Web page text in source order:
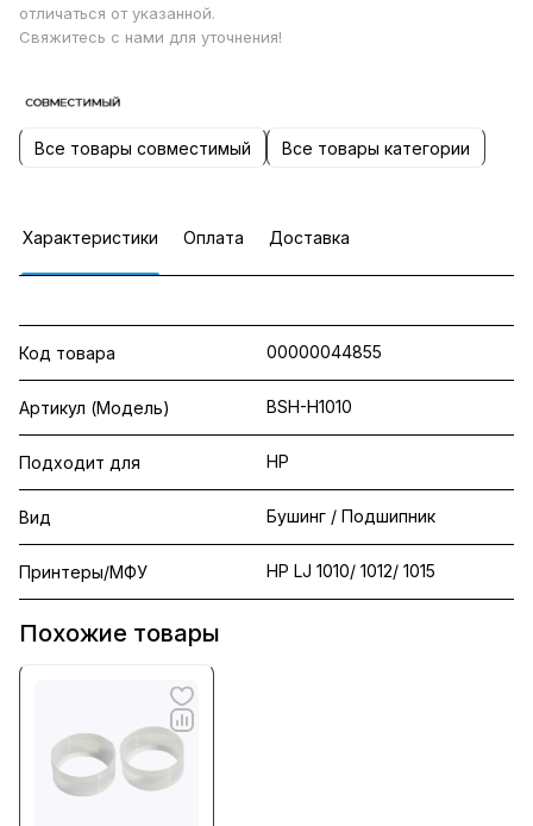
отличаться от указанной.
Свяжитесь с нами для уточнения!
Все товары совместимый Все товары категории
Характеристики Оплата Доставка
Код товара 00000044855
Артикул (Модель) BSH-H1010
Подходит для HP
Вид Бушинг / Подшипник
Принтеры/МФУ НР LJ 1010/ 1012/ 1015
Похожие товары